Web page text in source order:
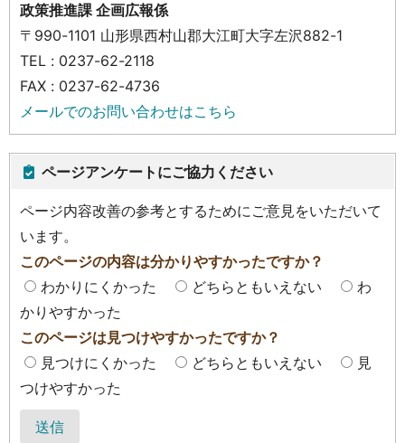
政策推進課 企画広報係
〒990-1101 山形県西村山郡大江町大字左沢882-1
TEL : 0237-62-2118
FAX : 0237-62-4736
メールでのお問い合わせはこちら
ページアンケートにご協力ください
ページ内容改善の参考とするためにご意見をいただいて
います。
このページの内容は分かりやすかったですか？
わかりにくかった
どちらともいえない
わ
かりやすかった
このページは見つけやすかったですか？
見つけにくかった
どちらともいえない
見
つけやすかった
送信